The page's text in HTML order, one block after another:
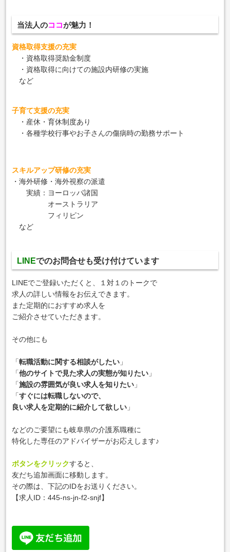
当法人のココが魅力！
資格取得支援の充実
・資格取得奨励金制度
・資格取得に向けての施設内研修の実施
など
子育て支援の充実
・産休・育休制度あり
・各種学校行事やお子さんの傷病時の勤務サポート
スキルアップ研修の充実
・海外研修・海外視察の派遣
実績：ヨーロッパ諸国
オーストラリア
フィリピン
など
LINEでのお問合せも受け付けています
LINEでご登録いただくと、１対１のトークで
求人の詳しい情報をお伝えできます。
また定期的におすすめ求人を
ご紹介させていただきます。
その他にも
「転職活動に関する相談がしたい 」
「他のサイトで見た求人の実態が知りたい 」
「施設の雰囲気が良い求人を知りたい 」
「すぐには転職しないので、
良い求人を定期的に紹介して欲しい 」
などのご要望にも岐阜県の介護系職種に
特化した専任のアドバイザーがお応えします♪
ボタンをクリックすると、
友だち追加画面に移動します。
その際は、下記のIDをお送りください。
【求人ID：445-ns-jn-f2-snjf】